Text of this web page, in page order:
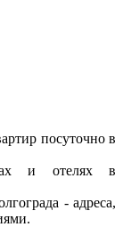
посуточно в
и отелях в
- адреса,